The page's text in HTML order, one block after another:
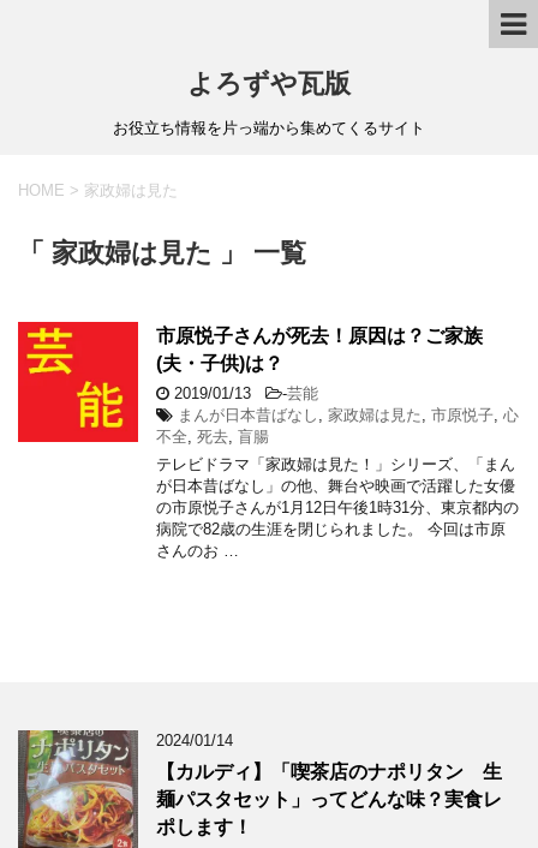
よろずや瓦版
お役立ち情報を片っ端から集めてくるサイト
HOME > 家政婦は見た
「 家政婦は見た 」 一覧
市原悦子さんが死去！原因は？ご家族
(夫・子供)は？
2019/01/13 -芸能
まんが日本昔ばなし
家政婦は見た 市原悦子 心
不全 死去 盲腸
テレビドラマ「家政婦は見た！」シリーズ、「まん
が日本昔ばなし」の他、舞台や映画で活躍した女優
の市原悦子さんが1月12日午後1時31分、東京都内の
病院で82歳の生涯を閉じられました。 今回は市原
さんのお …
2024/01/14
【カルディ】「喫茶店のナポリタン 生
麺パスタセット」ってどんな味？実食レ
ポします！